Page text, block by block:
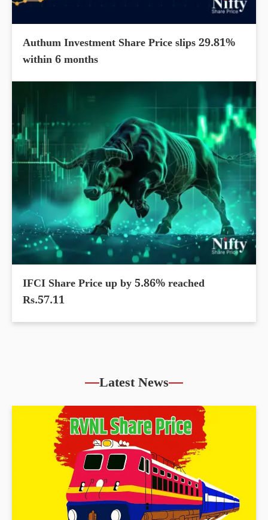
Authum Investment Share Price slips 29.81%
within 6 months
IFCI Share Price up by 5.86% reached
Rs.57.11
Latest News